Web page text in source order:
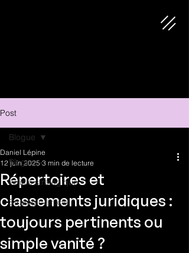
Post
Blogue
Article stratégique
Strategic article
Blogue
Répertoires et
classements juridiques :
toujours pertinents ou
simple vanité ?
Daniel Lépine
12 juin 2025 3 min de lecture